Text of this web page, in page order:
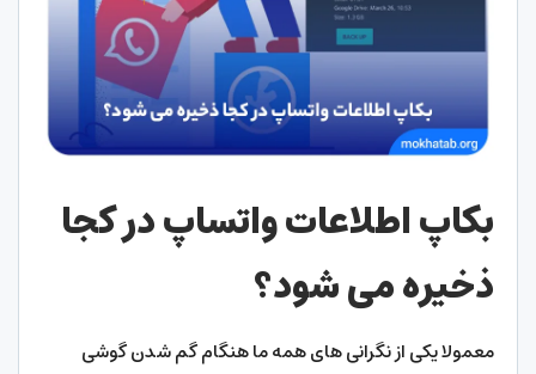
بکاپ اطلاعات واتساپ در کجا
ذخیره می شود؟
معمولا یکی از نگرانی های همه ما هنگام گم شدن گوشی